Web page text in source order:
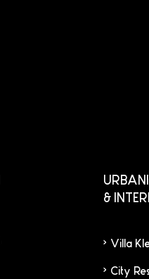
&
Villa
City